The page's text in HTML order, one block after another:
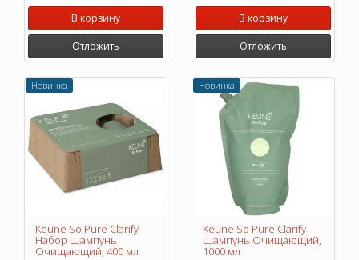
В корзину
Отложить
В корзину
Отложить
Новинка
Keune So Pure Clarify
Набор Шампунь
Очищающий, 400 мл
Новинка
Keune So Pure Clarify
Шампунь Очищающий,
1000 мл